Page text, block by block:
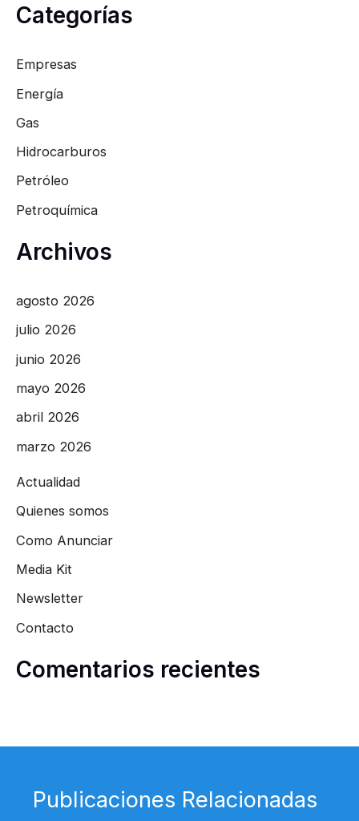
Categorías
Empresas
Energía
Gas
Hidrocarburos
Petróleo
Petroquímica
Archivos
agosto 2026
julio 2026
junio 2026
mayo 2026
abril 2026
marzo 2026
Actualidad
Quienes somos
Como Anunciar
Media Kit
Newsletter
Contacto
Comentarios recientes
Publicaciones Relacionadas